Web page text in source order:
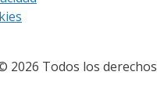
2026 Todos los derechos